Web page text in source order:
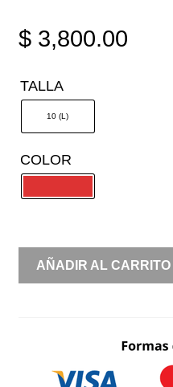
$3,800.00
TALLA
10 (L)
COLOR
SIRENA
SATIN
AÑADIR AL CARRITO